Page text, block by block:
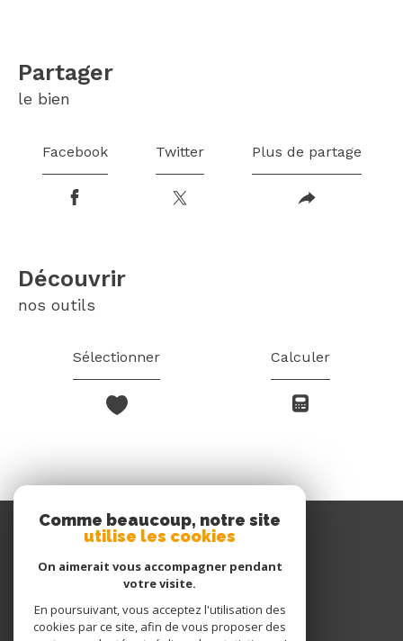
partager
le bien
Facebook Twitter Plus de partage
découvrir
nos outils
Sélectionner Calculer
Queyras Immobilier
04 92 45 45 45
queyrasimmo@wanadoo.fr
Comme beaucoup, notre site
utilise les cookies
On aimerait vous accompagner pendant
votre visite.
En poursuivant, vous acceptez l'utilisation des
cookies par ce site, afin de vous proposer des